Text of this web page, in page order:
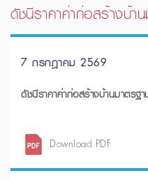
ดัชนีราคาค่าก่อสร้างบ้า
7 กรกฎาคม 2569
ดัชนีราคาค่าก่อสร้างบ้านมาตร
Download PDF